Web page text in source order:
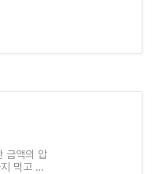
금액의 압
먹고 즐